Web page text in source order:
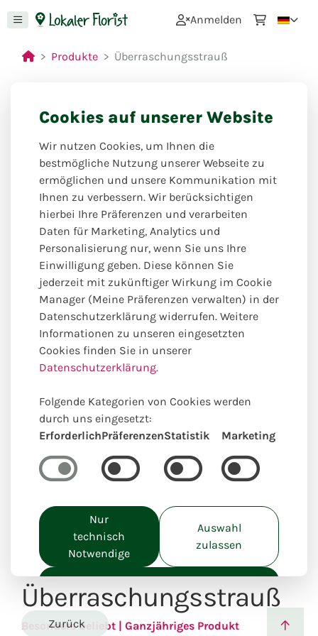
Anmelden
Produkte Überraschungsstrauß
Überraschungsstrauß
Besonders beliebt | Ganzjähriges Produkt
Zurück
Cookies auf unserer Website
Wir nutzen Cookies, um Ihnen die
bestmögliche Nutzung unserer Webseite zu
ermöglichen und unsere Kommunikation mit
Ihnen zu verbessern. Wir berücksichtigen
hierbei Ihre Präferenzen und verarbeiten
Daten für Marketing, Analytics und
Personalisierung nur, wenn Sie uns Ihre
Einwilligung geben. Diese können Sie
jederzeit mit zukünftiger Wirkung im Cookie
Manager (Meine Präferenzen verwalten) in der
Datenschutzerklärung widerrufen. Weitere
Informationen zu unseren eingesetzten
Cookies finden Sie in unserer
Datenschutzerklärung.
Folgende Kategorien von Cookies werden
durch uns eingesetzt:
ErforderlichPräferenzenStatistik Marketing
Nur
technisch
Notwendige
Auswahl
zulassen
Alle akzeptieren